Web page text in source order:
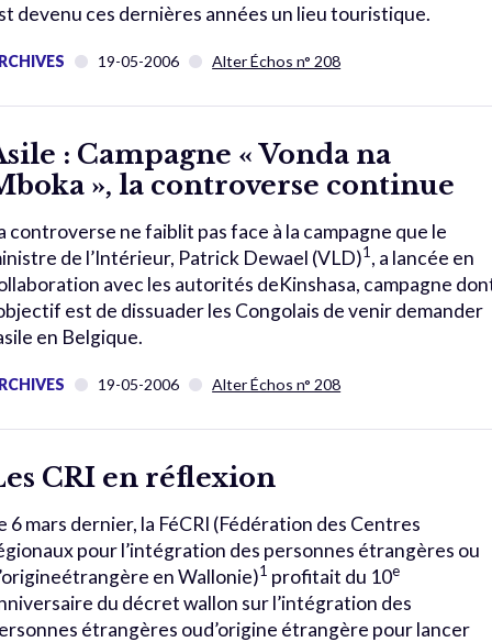
devenu ces dernières années un lieu touristique.
19-05-2006 Alter Échos n° 208
: Campagne « Vonda na
», la controverse continue
controverse ne faiblit pas face à la campagne que le
de l’Intérieur, Patrick Dewael (VLD)1 , a lancée en
avec les autorités deKinshasa, campagne
est de dissuader les Congolais de venir demander
en Belgique.
19-05-2006 Alter Échos n° 208
CRI en réflexion
6 mars dernier, la FéCRI (Fédération des Centres
pour l’intégration des personnes étrangères ou
en Wallonie)1 profitait du 10e
du décret wallon sur l’intégration des
étrangères oud’origine étrangère pour lancer